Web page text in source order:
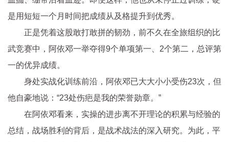
是用短短一个月时间把成绩从及格提升到优秀。
正是凭着这股敢打敢拼的韧劲，前不久在全旅组织的比
武竞赛中，阿依邓一举夺得9个单项第一、2个第二，总评第
一的优异成绩。
身处实战化训练前沿，阿依邓已大大小小受伤23次，但
他自豪地说：“23处伤疤是我的荣誉勋章。”
在阿依邓看来，实操的进步离不开理论的积累与经验的
总结，战场胜利的背后，是战术战法的深入研究。为此，平